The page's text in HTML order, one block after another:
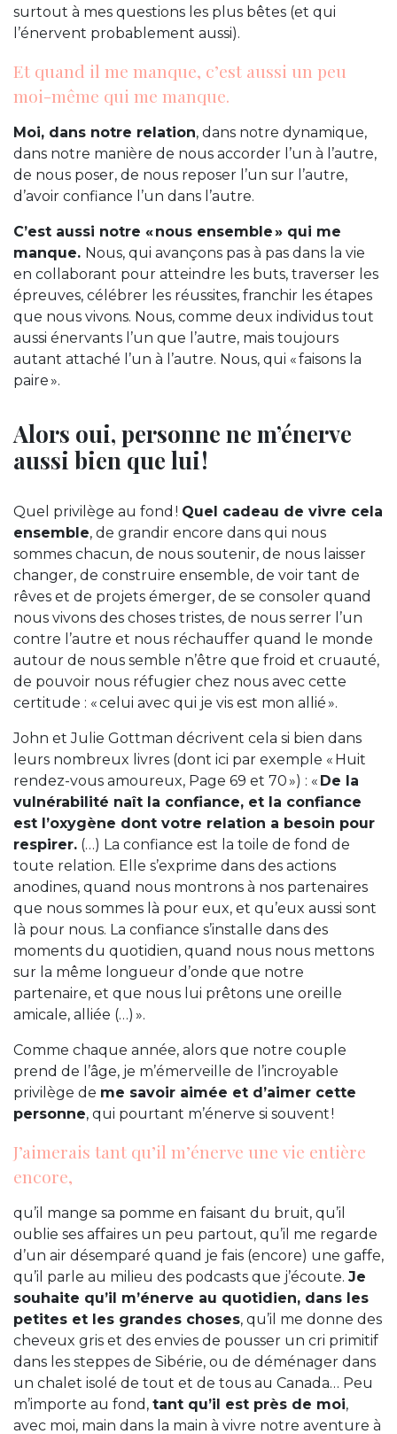
surtout à mes questions les plus bêtes (et qui
l’énervent probablement aussi).
Et quand il me manque, c’est aussi un peu
moi-même qui me manque.
Moi, dans notre relation, dans notre dynamique,
dans notre manière de nous accorder l’un à l’autre,
de nous poser, de nous reposer l’un sur l’autre,
d’avoir confiance l’un dans l’autre.
C’est aussi notre « nous ensemble » qui me
manque. Nous, qui avançons pas à pas dans la vie
en collaborant pour atteindre les buts, traverser les
épreuves, célébrer les réussites, franchir les étapes
que nous vivons. Nous, comme deux individus tout
aussi énervants l’un que l’autre, mais toujours
autant attaché l’un à l’autre. Nous, qui « faisons la
paire ».
Alors oui, personne ne m’énerve
aussi bien que lui !
Quel privilège au fond ! Quel cadeau de vivre cela
ensemble, de grandir encore dans qui nous
sommes chacun, de nous soutenir, de nous laisser
changer, de construire ensemble, de voir tant de
rêves et de projets émerger, de se consoler quand
nous vivons des choses tristes, de nous serrer l’un
contre l’autre et nous réchauffer quand le monde
autour de nous semble n’être que froid et cruauté,
de pouvoir nous réfugier chez nous avec cette
certitude : « celui avec qui je vis est mon allié ».
John et Julie Gottman décrivent cela si bien dans
leurs nombreux livres (dont ici par exemple « Huit
rendez-vous amoureux, Page 69 et 70 ») : « De la
vulnérabilité naît la confiance, et la confiance
est l’oxygène dont votre relation a besoin pour
respirer. (…) La confiance est la toile de fond de
toute relation. Elle s’exprime dans des actions
anodines, quand nous montrons à nos partenaires
que nous sommes là pour eux, et qu’eux aussi sont
là pour nous. La confiance s’installe dans des
moments du quotidien, quand nous nous mettons
sur la même longueur d’onde que notre
partenaire, et que nous lui prêtons une oreille
amicale, alliée (…) ».
Comme chaque année, alors que notre couple
prend de l’âge, je m’émerveille de l’incroyable
privilège de me savoir aimée et d’aimer cette
personne, qui pourtant m’énerve si souvent !
J’aimerais tant qu’il m’énerve une vie entière
encore,
qu’il mange sa pomme en faisant du bruit, qu’il
oublie ses affaires un peu partout, qu’il me regarde
d’un air désemparé quand je fais (encore) une gaffe,
qu’il parle au milieu des podcasts que j’écoute. Je
souhaite qu’il m’énerve au quotidien, dans les
petites et les grandes choses, qu’il me donne des
cheveux gris et des envies de pousser un cri primitif
dans les steppes de Sibérie, ou de déménager dans
un chalet isolé de tout et de tous au Canada… Peu
m’importe au fond, tant qu’il est près de moi,
avec moi, main dans la main à vivre notre aventure à